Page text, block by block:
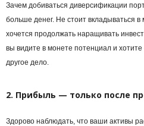
Зачем добиваться диверсификации
больше денег. Не стоит вкладываться в
хочется продолжать наращивать
вы видите в монете потенциал и хотите
другое дело.
2. Прибыль — только после
Здорово наблюдать, что ваши активы